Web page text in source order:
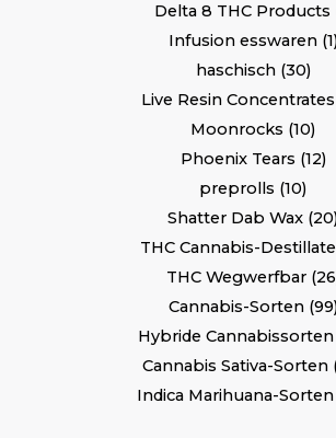
Delta 8 THC Products
Infusion esswaren 1
haschisch 30
Live Resin Concentrates
Moonrocks 10
Phoenix Tears 12
preprolls 10
Shatter Dab Wax 20
THC Cannabis-Destillate
THC Wegwerfbar 26
Cannabis-Sorten 99
Hybride Cannabissorten
Cannabis Sativa-Sorten
Indica Marihuana-Sorten